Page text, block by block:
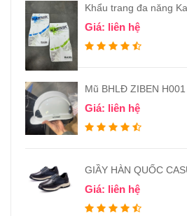
Khẩu trang đa năng
Giá: liên hệ
Mũ BHLĐ ZIBEN H001
Giá: liên hệ
GIẦY HÀN QUỐC
Giá: liên hệ